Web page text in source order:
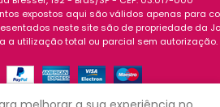
expostos aqui são válidos apenas para
neste site são de propriedade da
a utilização total ou parcial sem autorização.